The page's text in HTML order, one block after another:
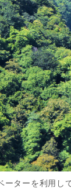
ターを利用し